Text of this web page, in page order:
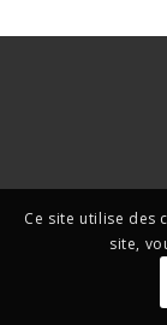
Ce site utilise des
site,